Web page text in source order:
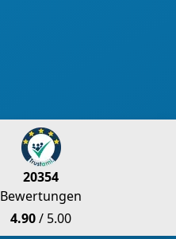
20354
Bewertungen
4.90/ 5.00